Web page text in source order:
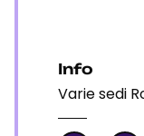
Info
Varie sedi